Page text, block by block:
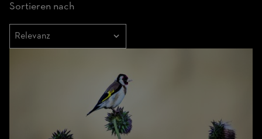
Sortieren nach
Sortieren
nach